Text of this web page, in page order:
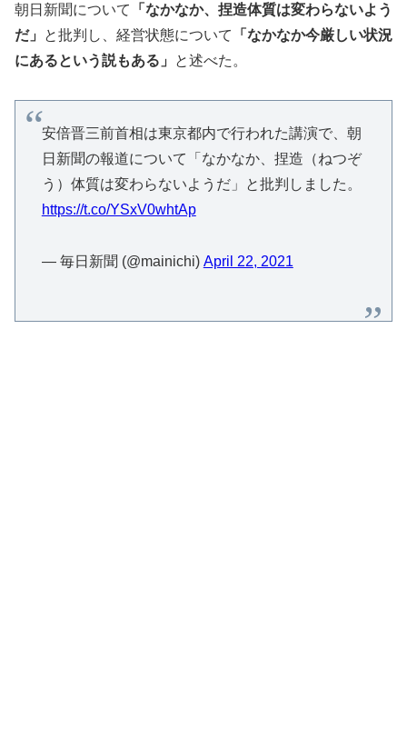
朝日新聞について
「なかなか、捏造体質は変わらないよう
だ」
と批判し、経営状態について
「なかなか今厳しい状況
にあるという説もある」
と述べた。
安倍晋三前首相は東京都内で行われた講演で、朝
日新聞の報道について「なかなか、捏造（ねつぞ
う）体質は変わらないようだ」と批判しました。
https://t.co/YSxV0whtAp
— 毎日新聞 (@mainichi) April 22, 2021